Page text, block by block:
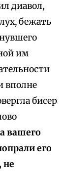
диавол,
бежать
им
вполне
бисер
вашего
его
не